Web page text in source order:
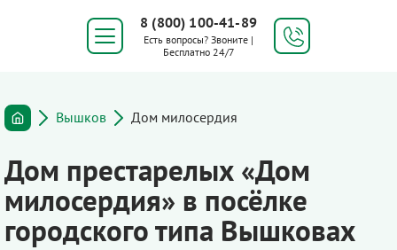
8 (800) 100-41-89
Есть вопросы? Звоните |
Бесплатно 24/7
Вышков Дом милосердия
Дом престарелых «Дом
милосердия» в посёлке
городского типа Вышковах